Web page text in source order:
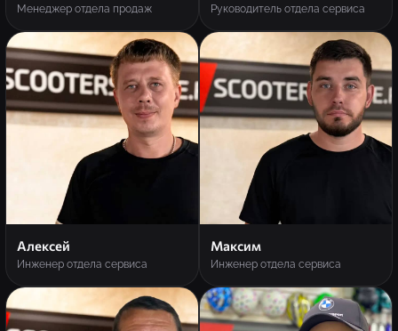
Менеджер отдела продаж Руководитель отдела сервиса
Алексей
Инженер отдела сервиса
Максим
Инженер отдела сервиса